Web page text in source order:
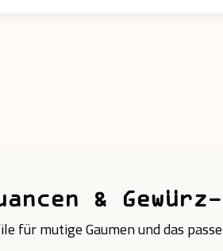
& Gewürz-
für mutige Gaumen und das